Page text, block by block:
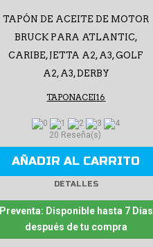
TAPÓN DE ACEITE DE MOTOR
BRUCK PARA ATLANTIC,
CARIBE, JETTA A2, A3, GOLF
A2, A3, DERBY
TAPONACEI16
20 Reseña(s)
AÑADIR AL CARRITO
DETALLES
Preventa: Disponible hasta 7 Días
después de tu compra